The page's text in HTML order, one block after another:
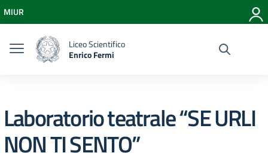
Vai al menu di navigazione
Vai al footer
MIUR
Liceo Scientifico
Enrico Fermi
Laboratorio teatrale “SE URLI
NON TI SENTO”